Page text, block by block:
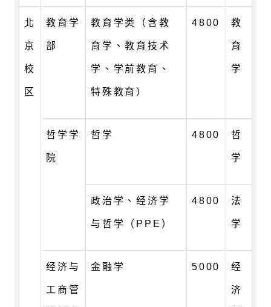
北
京
校
区
教育学
部
教育学类（含教
育学、教育技术
学、学前教育、
特殊教育）
4800 教
育
学
哲学学
院
哲学 4800 哲
学
政治学、经济学
与哲学（PPE）
4800 法
学
经济与
工商管
金融学 5000 经
济